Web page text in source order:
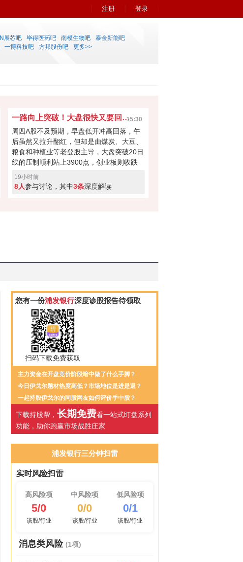
注册 登录
N展芯吧 毕得医药吧 南模生物吧
泰金新能吧
一博科技吧 方邦股份吧 更多>>
一路向上突破！大盘很快又要回到4000点？15:30
周四A股不及预期，早盘低开冲高回落，午
后虽然又拉升翻红，但却是由煤炭、大豆、
粮食和种植业等老登股主导，大盘突破20日
线的压制顺利站上3900点，创业板则收跌
0.55%。今日科技股回落或许是连涨两天获
利盘蠢蠢欲动，又或者是外围扰动，但大盘
19小时前
8人参与讨论，其中3条深度解读
您有一份浦发银行深度诊股报告待领取
扫码下载免费获取
主力资金在开盘竞价阶段暗中做了什么手脚？
今日伊戈尔题材热度高低？市场地位是进是退？
一起持股伊戈尔的同股网友如何评价手中股？
下载持股帮， 长期免费看一站式盯盘系列
功能，助你跑赢市场战胜庄家
浦发银行三分钟扫雷
实时风险扫雷
高风险项
5/0
该股/行业
中风险项
0/0
该股/行业
低风险项
0/1
该股/行业
消息类风险 (1项)